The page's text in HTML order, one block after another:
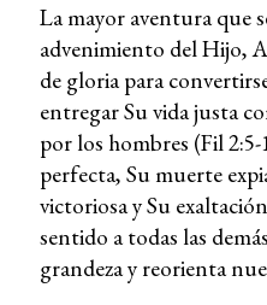
La mayor aventura que
advenimiento del Hijo,
de gloria para
entregar Su vida justa
por los hombres (Fil
perfecta, Su muerte
victoriosa y Su
sentido a todas las
grandeza y reorienta